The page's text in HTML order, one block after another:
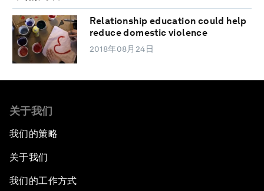
Relationship education could help
reduce domestic violence
2018年08月24日
关于我们
我们的策略
关于我们
我们的工作方式